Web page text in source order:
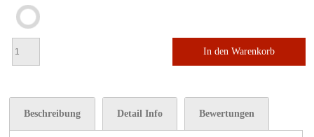
In den Warenkorb
Beschreibung Detail Info Bewertungen